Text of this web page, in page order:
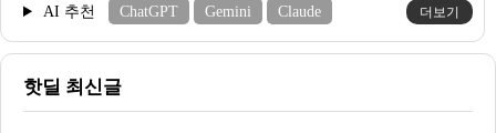
AI 추천 ChatGPT Gemini Claude 더보기
핫딜 최신글